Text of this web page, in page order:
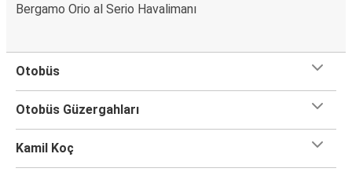
Bergamo Orio al Serio Havalimanı
Otobüs
Otobüs Güzergahları
Kamil Koç